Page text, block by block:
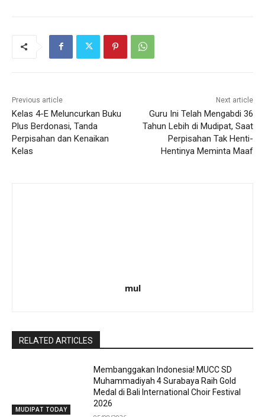
Previous article
Kelas 4-E Meluncurkan Buku
Plus Berdonasi, Tanda
Perpisahan dan Kenaikan
Kelas
Next article
Guru Ini Telah Mengabdi 36
Tahun Lebih di Mudipat, Saat
Perpisahan Tak Henti-
Hentinya Meminta Maaf
mul
RELATED ARTICLES
MUDIPAT TODAY
Membanggakan Indonesia! MUCC SD
Muhammadiyah 4 Surabaya Raih Gold
Medal di Bali International Choir Festival
2026